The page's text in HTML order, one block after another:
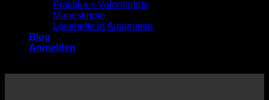
Praktika + Volontariate
Manuskripte
Lesehefte in Automaten
Blog
Anmelden